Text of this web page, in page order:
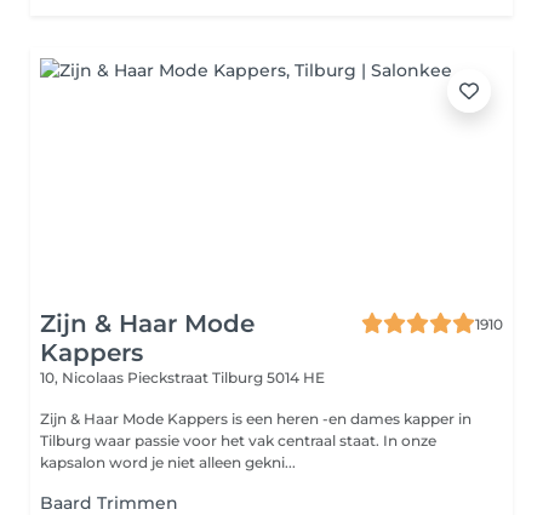
Zijn & Haar Mode
Kappers
1910
10, Nicolaas Pieckstraat Tilburg 5014 HE
Zijn & Haar Mode Kappers is een heren -en dames kapper in
Tilburg waar passie voor het vak centraal staat. In onze
kapsalon word je niet alleen gekni...
Baard Trimmen